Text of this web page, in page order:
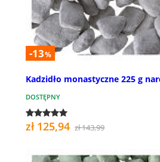
-13%
Kadzidło monastyczne 225 g
DOSTĘPNY
zł 125,94 zł 143,99